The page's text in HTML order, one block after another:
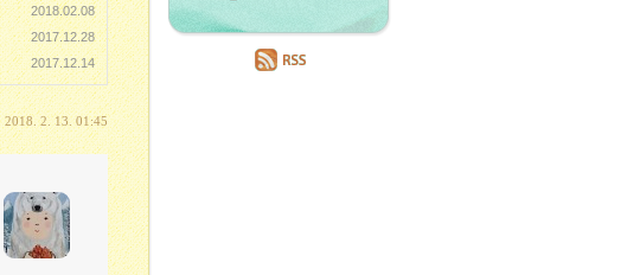
2018.02.08
2017.12.28
2017.12.14
2018. 2. 13. 01:45